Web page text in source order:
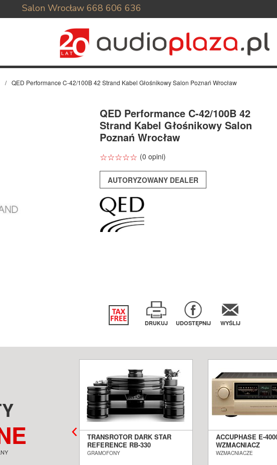
Salon Wrocław 668 606 636
QED Performance C-42/100B 42 Strand Kabel Głośnikowy Salon Poznań Wrocław
QED Performance C-42/100B 42
Strand Kabel Głośnikowy Salon
Poznań Wrocław
☆☆☆☆☆
★★★★★ (0 opini)
AUTORYZOWANY DEALER
DRUKUJ UDOSTĘPNIJ WYŚLIJ
LS5/9F BBC
PODŁOGOWE
WROCŁAW
TRANSROTOR DARK STAR
REFERENCE RB-330
GRAMOFON ANALOGOWY
GRAMOFONY
ACCUPHASE E-
WZMACNIACZ
ZINTEGROWANY
WZMACNIACZE